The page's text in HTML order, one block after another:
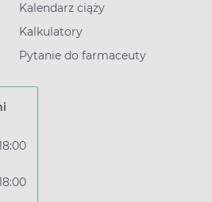
Kalendarz ciąży
Kalkulatory
Pytanie do farmaceuty